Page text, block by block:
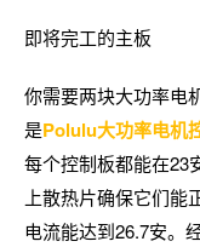
即将完工的主板
你需要两块大功率电
是Polulu大功率电机
每个控制板都能在23
上散热片确保它们
电流能达到26.7安。